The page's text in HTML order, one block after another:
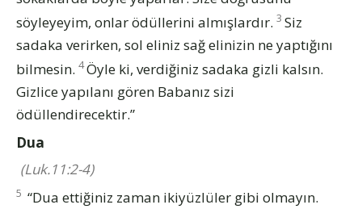
söyleyeyim, onlar ödüllerini almışlardır. 3 Siz
sadaka verirken, sol eliniz sağ elinizin ne yaptığını
bilmesin. 4Öyle ki, verdiğiniz sadaka gizli kalsın.
Gizlice yapılanı gören Babanız sizi
ödüllendirecektir.”
Dua
(Luk.11:2-4)
5 “Dua ettiğiniz zaman ikiyüzlüler gibi olmayın.